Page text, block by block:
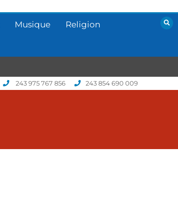
Musique Religion
243 975 767 856 243 854 690 009